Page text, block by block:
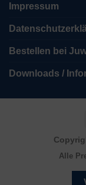
Impressum
Bestellen bei
Downloads /
Alle